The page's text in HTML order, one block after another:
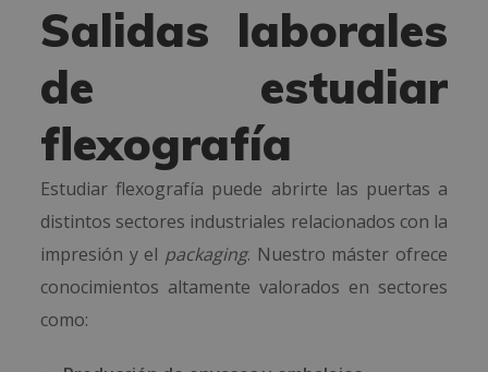
Salidas laborales
de estudiar
flexografía
Estudiar flexografía puede abrirte las puertas a
distintos sectores industriales relacionados con la
impresión y el packaging. Nuestro máster ofrece
conocimientos altamente valorados en sectores
como: